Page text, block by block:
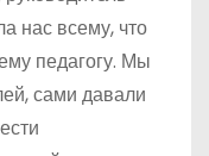
нас всему, что
педагогу. Мы
сами давали